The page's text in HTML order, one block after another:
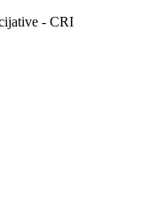
- CRI